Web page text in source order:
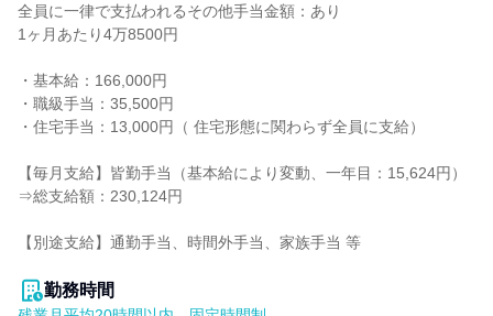
全員に一律で支払われるその他手当金額：あり
1ヶ月あたり4万8500円
・基本給：166,000円
・職級手当：35,500円
・住宅手当：13,000円（ 住宅形態に関わらず全員に支給）
【毎月支給】皆勤手当（基本給により変動、一年目：15,624円）
⇒総支給額：230,124円
【別途支給】通勤手当、時間外手当、家族手当 等
勤務時間